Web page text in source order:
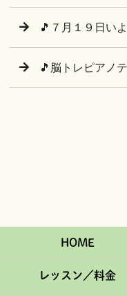
🎵７月１９日い
🎵脳トレピアノ
HOME
レッスン／料金